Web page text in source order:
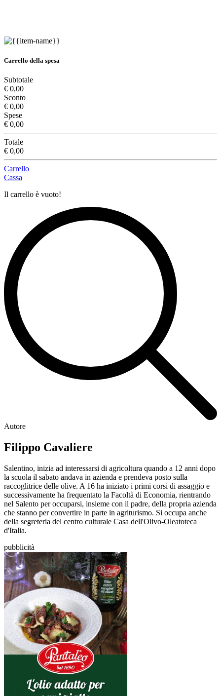
Carrello della spesa
Subtotale
€ 0,00
Sconto
€ 0,00
Spese
€ 0,00
Totale
€ 0,00
Carrello
Cassa
Il carrello è vuoto!
Autore
Filippo Cavaliere
Salentino, inizia ad interessarsi di agricoltura quando a 12 anni dopo
la scuola il sabato andava in azienda e prendeva posto sulla
raccoglitrice delle olive. A 16 ha iniziato i primi corsi di assaggio e
successivamente ha frequentato la Facoltà di Economia, rientrando
nel Salento per occuparsi, insieme con il padre, della propria azienda
che stanno per convertire in parte in agriturismo. Si occupa anche
della segreteria del centro culturale Casa dell'Olivo-Oleatoteca
d'Italia.
pubblicità